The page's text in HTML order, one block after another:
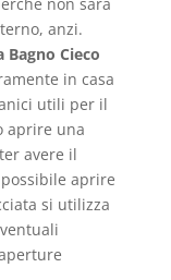
non sarà
anzi.
Cieco
in casa
utili per il
aprire una
avere il
aprire
si utilizza